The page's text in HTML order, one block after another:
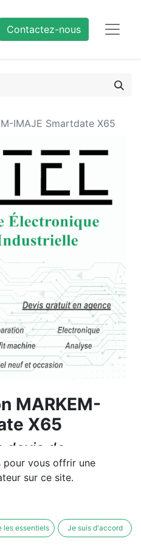
Contactez-nous
IMAJE Smartdate X65
MARKEM-
X65
devis de
un
pour vous offrir une
sur ce site.
les essentiels Je suis d'accord